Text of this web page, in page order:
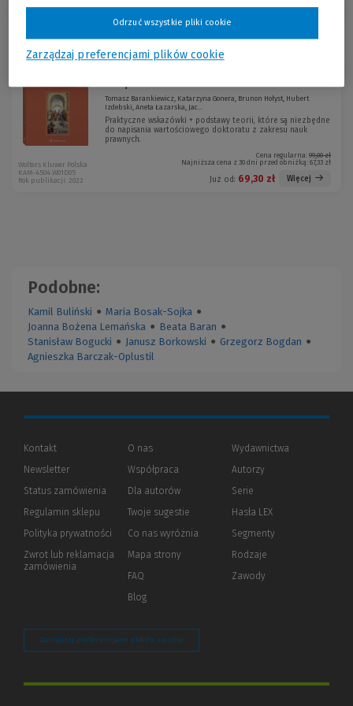
Sortuj:
Tomasz Barankiewicz, Katarzyna Gonera, Brunon Hołyst, Hubert
Izdebski, Aneta Łazarska, Jac...
Praktyczne wskazówki + podstawy teorii, które są niezbędne
do napisania wartościowego doktoratu z zakresu nauk
prawnych.
Cena regularna: 99,00 zł
Najniższa cena z 30 dni przed obniżką: 67,33 zł
Już od: 69,30 zł Więcej
Wolters Kluwer Polska
KAM-4504 W01D05
Rok publikacji: 2022
Podobne:
Kamil Buliński ● Maria Bosak-Sojka ●
Joanna Bożena Lemańska ● Beata Baran ●
Stanisław Bogucki ● Janusz Borkowski ● Grzegorz Bogdan ●
Agnieszka Barczak-Oplustil
Kontakt
Newsletter
Status zamówienia
Regulamin sklepu
Polityka prywatności (Nowe
(Link
innej
Zwrot lub reklamacja
zamówienia
O nas
Współpraca
Dla autorów(Nowe
(Link
innej
strony)
Twoje sugestie
Co nas wyróżnia
Mapa strony
FAQ
Blog
Wydawnictwa
Autorzy
Serie
Hasła LEX
Segmenty
Rodzaje
Zawody
Zarządzaj preferencjami plików cookie
Zarządzaj preferencjami plików cookie
Odrzuć wszystkie pliki cookie